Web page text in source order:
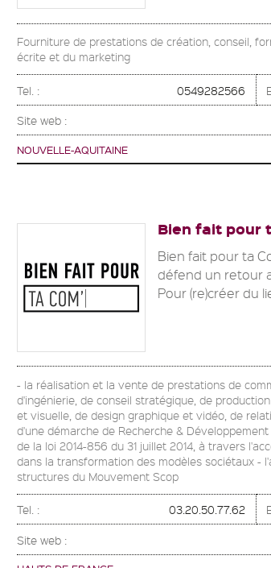
Fourniture de prestations de création, conseil,
écrite et du marketing
Tel. : 0549282566
Site web :
NOUVELLE-AQUITAINE
Bien fait pour
Bien fait pour ta
défend un retour
Pour (re)créer du
- la réalisation et la vente de prestations de
d'ingénierie, de conseil stratégique, de
et visuelle, de design graphique et vidéo, de
d'une démarche de Recherche &
de la loi 2014-856 du 31 juillet 2014, à travers
dans la transformation des modèles sociétaux -
structures du Mouvement Scop
Tel. : 03.20.50.77.62
Site web :